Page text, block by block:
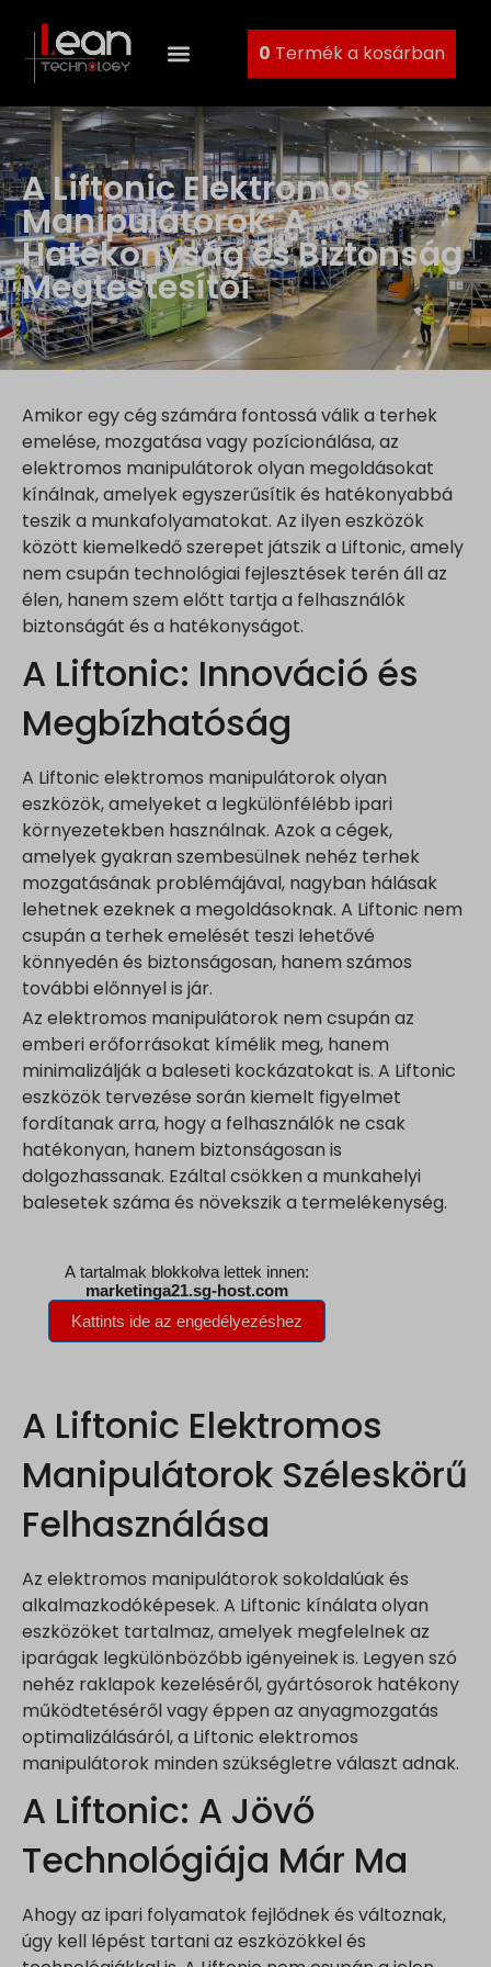
0 Termék a kosárban
A Liftonic Elektromos
Manipulátorok: A
Hatékonyság és Biztonság
Megtestesítői
Amikor egy cég számára fontossá válik a terhek
emelése, mozgatása vagy pozícionálása, az
elektromos manipulátorok olyan megoldásokat
kínálnak, amelyek egyszerűsítik és hatékonyabbá
teszik a munkafolyamatokat. Az ilyen eszközök
között kiemelkedő szerepet játszik a Liftonic, amely
nem csupán technológiai fejlesztések terén áll az
élen, hanem szem előtt tartja a felhasználók
biztonságát és a hatékonyságot.
A Liftonic: Innováció és
Megbízhatóság
A Liftonic elektromos manipulátorok olyan
eszközök, amelyeket a legkülönfélébb ipari
környezetekben használnak. Azok a cégek,
amelyek gyakran szembesülnek nehéz terhek
mozgatásának problémájával, nagyban hálásak
lehetnek ezeknek a megoldásoknak. A Liftonic nem
csupán a terhek emelését teszi lehetővé
könnyedén és biztonságosan, hanem számos
további előnnyel is jár.
Az elektromos manipulátorok nem csupán az
emberi erőforrásokat kímélik meg, hanem
minimalizálják a baleseti kockázatokat is. A Liftonic
eszközök tervezése során kiemelt figyelmet
fordítanak arra, hogy a felhasználók ne csak
hatékonyan, hanem biztonságosan is
dolgozhassanak. Ezáltal csökken a munkahelyi
balesetek száma és növekszik a termelékenység.
A Liftonic Elektromos
Manipulátorok Széleskörű
Felhasználása
Az elektromos manipulátorok sokoldalúak és
alkalmazkodóképesek. A Liftonic kínálata olyan
eszközöket tartalmaz, amelyek megfelelnek az
iparágak legkülönbözőbb igényeinek is. Legyen szó
nehéz raklapok kezeléséről, gyártósorok hatékony
működtetéséről vagy éppen az anyagmozgatás
optimalizálásáról, a Liftonic elektromos
manipulátorok minden szükségletre választ adnak.
A Liftonic: A Jövő
Technológiája Már Ma
Ahogy az ipari folyamatok fejlődnek és változnak,
úgy kell lépést tartani az eszközökkel és